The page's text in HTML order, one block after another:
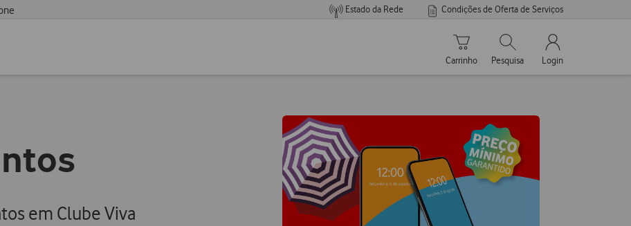
Estado da Rede Condições de Oferta de Serviços
Carrinho de compras
Carrinho
Pesquisar
Pesquisa
My Vodafone
Login
em Clube Viva